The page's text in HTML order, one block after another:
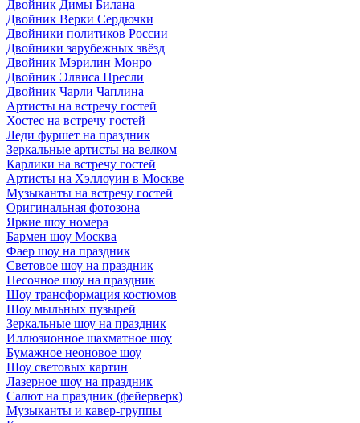
Двойник Димы Билана
Двойник Верки Сердючки
Двойники политиков России
Двойники зарубежных звёзд
Двойник Мэрилин Монро
Двойник Элвиса Пресли
Двойник Чарли Чаплина
Артисты на встречу гостей
Хостес на встречу гостей
Леди фуршет на праздник
Зеркальные артисты на велком
Карлики на встречу гостей
Артисты на Хэллоуин в Москве
Музыканты на встречу гостей
Оригинальная фотозона
Яркие шоу номера
Бармен шоу Москва
Фаер шоу на праздник
Световое шоу на праздник
Песочное шоу на праздник
Шоу трансформация костюмов
Шоу мыльных пузырей
Зеркальные шоу на праздник
Иллюзионное шахматное шоу
Бумажное неоновое шоу
Шоу световых картин
Лазерное шоу на праздник
Салют на праздник (фейерверк)
Музыканты и кавер-группы